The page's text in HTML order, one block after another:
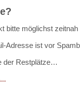
bitte möglichst
Adresse ist vor
der Restplätze…